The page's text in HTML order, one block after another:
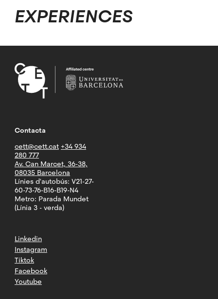
EXPERIENCES
Contacta
cett@cett.cat +34 934
280 777
Av. Can Marcet, 36-38,
08035 Barcelona
Línies d'autobús: V21-27-
60-73-76-B16-B19-N4
Metro: Parada Mundet
(Línia 3 - verda)
Linkedin
Instagram
Tiktok
Facebook
Youtube